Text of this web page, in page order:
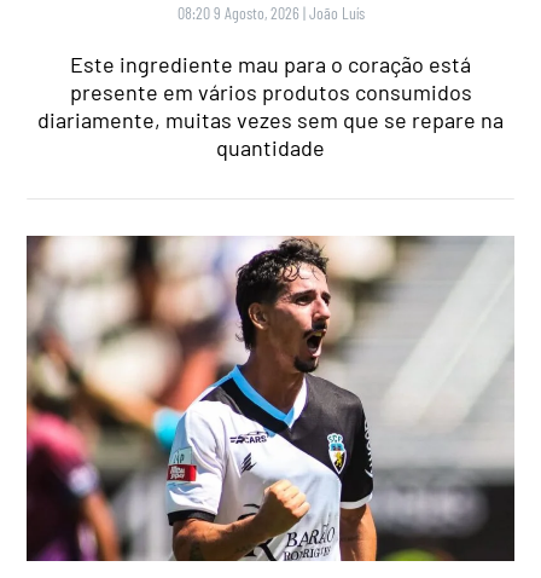
08:20 9 Agosto, 2026 |João Luís
Este ingrediente mau para o coração está
presente em vários produtos consumidos
diariamente, muitas vezes sem que se repare na
quantidade